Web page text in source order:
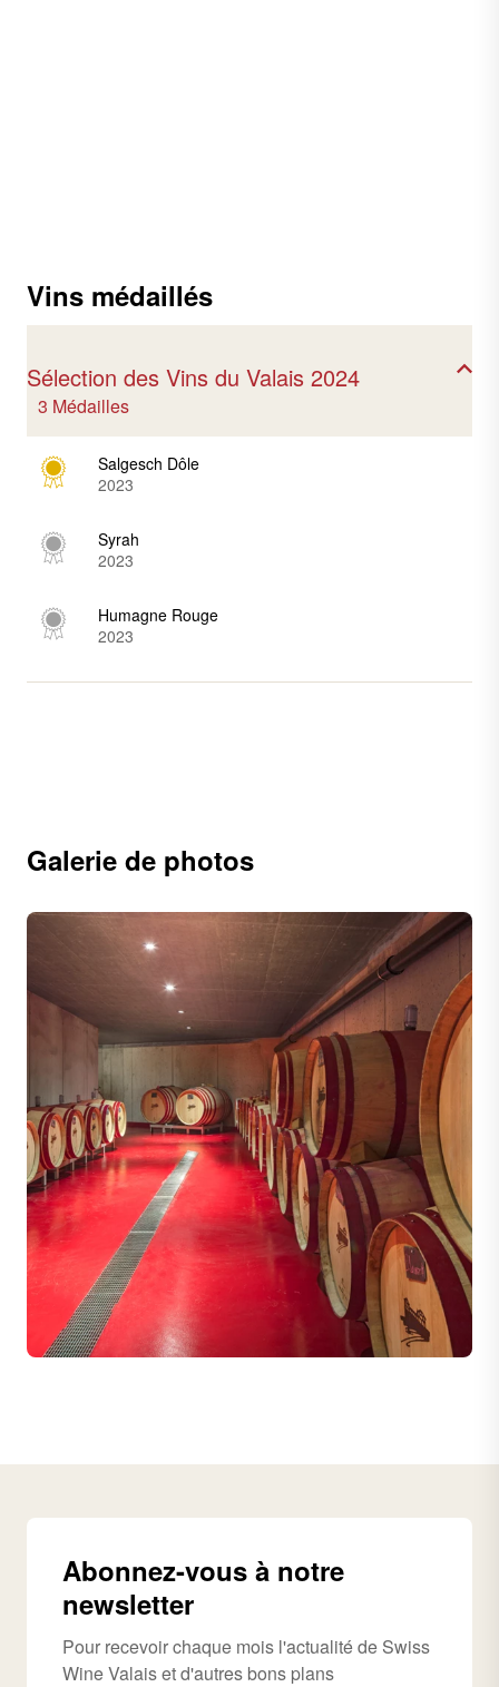
Vins médaillés
Sélection des Vins du Valais 2024
3 Médailles
Salgesch Dôle
2023
Syrah
2023
Humagne Rouge
2023
Galerie de photos
Abonnez-vous à notre
newsletter
Pour recevoir chaque mois l'actualité de Swiss
Wine Valais et d'autres bons plans